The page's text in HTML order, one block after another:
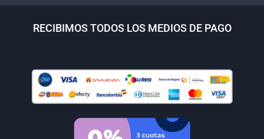
RECIBIMOS TODOS LOS MEDIOS DE PAGO